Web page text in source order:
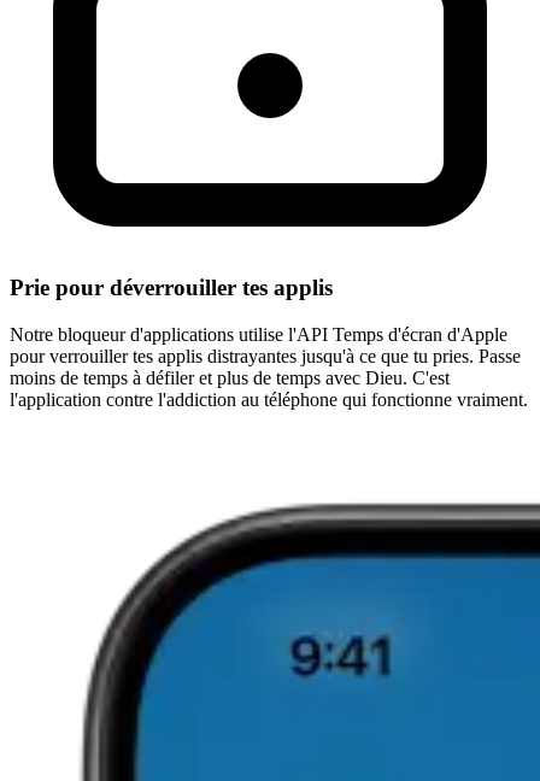
Prie pour déverrouiller tes applis
Notre bloqueur d'applications utilise l'API Temps d'écran d'Apple
pour verrouiller tes applis distrayantes jusqu'à ce que tu pries. Passe
moins de temps à défiler et plus de temps avec Dieu. C'est
l'application contre l'addiction au téléphone qui fonctionne vraiment.